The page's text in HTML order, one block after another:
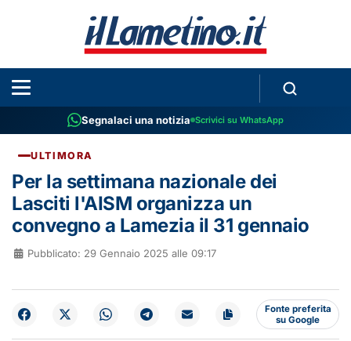
Segnalaci una notizia Scrivici su WhatsApp
ULTIMORA
Per la settimana nazionale dei
Lasciti l'AISM organizza un
convegno a Lamezia il 31 gennaio
Pubblicato: 29 Gennaio 2025 alle 09:17
Fonte preferita
su Google